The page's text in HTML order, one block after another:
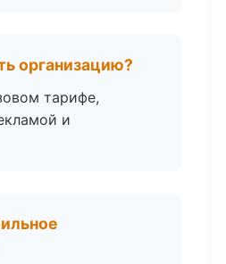
организацию?
тарифе,
и